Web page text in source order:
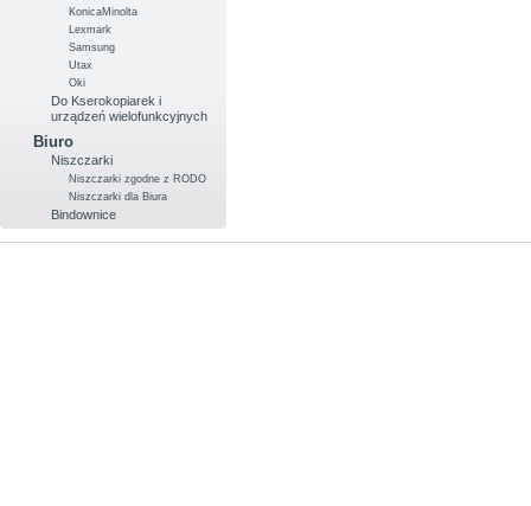
KonicaMinolta
Lexmark
Samsung
Utax
Oki
Do Kserokopiarek i
urządzeń wielofunkcyjnych
Biuro
Niszczarki
Niszczarki zgodne z RODO
Niszczarki dla Biura
Bindownice